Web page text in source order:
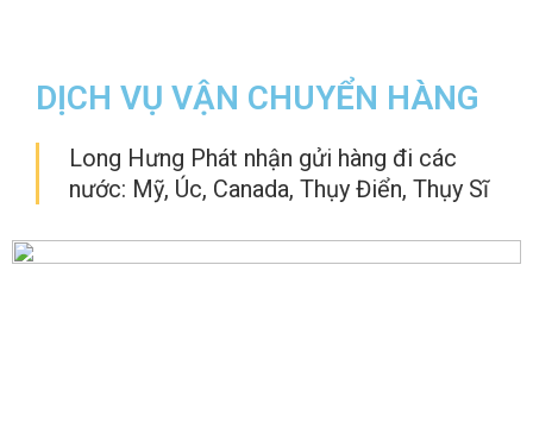
DỊCH VỤ VẬN CHUYỂN HÀNG
Long Hưng Phát nhận gửi hàng đi các
nước: Mỹ, Úc, Canada, Thụy Điển, Thụy Sĩ